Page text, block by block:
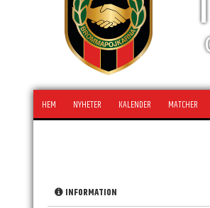
HEM NYHETER KALENDER MATCHER
INFORMATION